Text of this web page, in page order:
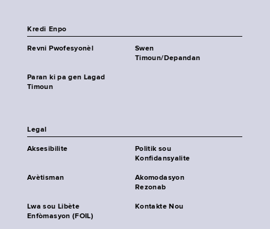
Kredi Enpo
Revni Pwofesyonèl
Swen
Timoun/Depandan
Paran ki pa gen Lagad
Timoun
Legal
Aksesibilite
Politik sou
Konfidansyalite
Avètisman
Akomodasyon
Rezonab
Lwa sou Libète
Enfòmasyon (FOIL)
Kontakte Nou